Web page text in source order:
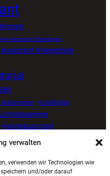
verwalten
verwenden wir Technologien wie
und/oder darauf
Assistant Dashboard
Assistant Integration
Automation Installation
Lichtsteuerung
meinhaussmart
home Proxmox
Smart Home Blog